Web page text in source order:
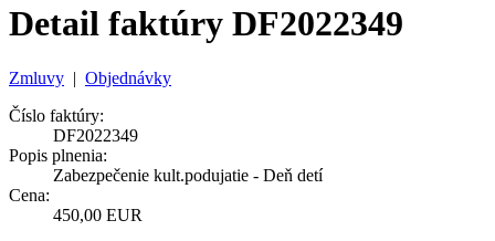
Detail faktúry DF2022349
Zmluvy | Objednávky
Číslo faktúry:
DF2022349
Popis plnenia:
Zabezpečenie kult.podujatie - Deň detí
Cena:
450,00 EUR